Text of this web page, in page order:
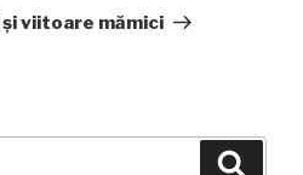
viitoare mămici